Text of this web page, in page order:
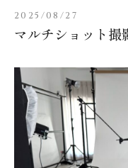
2025/08/27
マルチショット撮